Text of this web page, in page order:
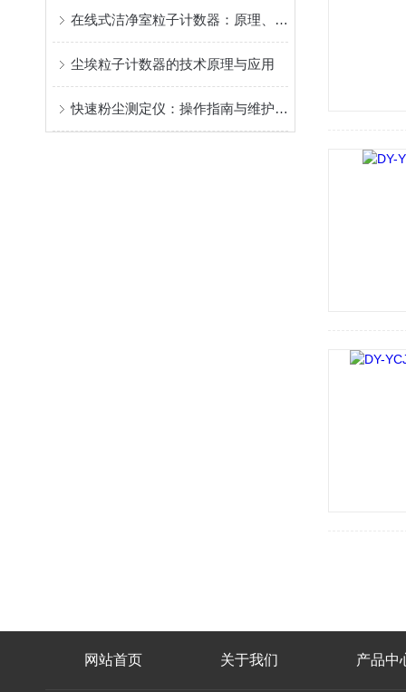
在线式洁净室粒子计数器：原理、应用和选择
尘埃粒子计数器的技术原理与应用
快速粉尘测定仪：操作指南与维护保养
网站首页 关于我们 产品中